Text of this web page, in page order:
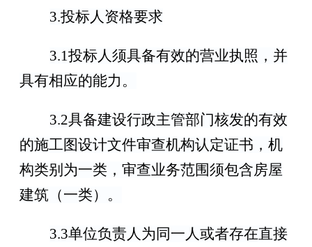
3.投标人资格要求
3.1投标人须具备有效的营业执照，并
具有相应的能力。
3.2具备建设行政主管部门核发的有效
的施工图设计文件审查机构认定证书，机
构类别为一类，审查业务范围须包含房屋
建筑 （一类） 。
3.3单位负责人为同一人或者存在直接